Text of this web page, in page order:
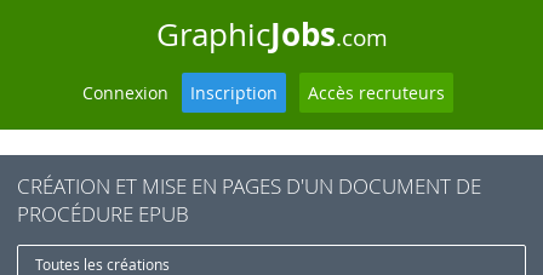
GraphicJobs.com
Connexion Inscription Accès recruteurs
CRÉATION ET MISE EN PAGES D'UN DOCUMENT DE
PROCÉDURE EPUB
Toutes les créations